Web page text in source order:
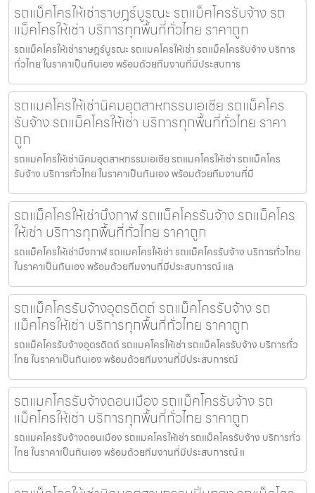
รถแม็คโครให้เช่าราษฎร์บูรณะ รถแม็คโครรับจ้าง รถ
แม็คโครให้เช่า บริการทุกพื้นที่ทั่วไทย ราคาถูก
รถแม็คโครให้เช่าราษฎร์บูรณะ รถแมคโครให้เช่า รถแม็คโครรับจ้าง บริการ
ทั่วไทย ในราคาเป็นกันเอง พร้อมด้วยทีมงานที่มีประสบการ
รถแมคโครให้เช่านิคมอุตสาหกรรมเอเชีย รถแม็คโคร
รับจ้าง รถแม็คโครให้เช่า บริการทุกพื้นที่ทั่วไทย ราคา
ถูก
รถแมคโครให้เช่านิคมอุตสาหกรรมเอเชีย รถแมคโครให้เช่า รถแม็คโคร
รับจ้าง บริการทั่วไทย ในราคาเป็นกันเอง พร้อมด้วยทีมงานที่มี
รถแม็คโครให้เช่าบึงกาฬ รถแม็คโครรับจ้าง รถแม็คโคร
ให้เช่า บริการทุกพื้นที่ทั่วไทย ราคาถูก
รถแม็คโครให้เช่าบึงกาฬ รถแมคโครให้เช่า รถแม็คโครรับจ้าง บริการทั่วไทย
ในราคาเป็นกันเอง พร้อมด้วยทีมงานที่มีประสบการณ์ แล
รถแม็คโครรับจ้างอุตรดิตถ์ รถแม็คโครรับจ้าง รถ
แม็คโครให้เช่า บริการทุกพื้นที่ทั่วไทย ราคาถูก
รถแม็คโครรับจ้างอุตรดิตถ์ รถแมคโครให้เช่า รถแม็คโครรับจ้าง บริการทั่ว
ไทย ในราคาเป็นกันเอง พร้อมด้วยทีมงานที่มีประสบการณ์
รถแมคโครรับจ้างดอนเมือง รถแม็คโครรับจ้าง รถ
แม็คโครให้เช่า บริการทุกพื้นที่ทั่วไทย ราคาถูก
รถแมคโครรับจ้างดอนเมือง รถแมคโครให้เช่า รถแม็คโครรับจ้าง บริการทั่ว
ไทย ในราคาเป็นกันเอง พร้อมด้วยทีมงานที่มีประสบการณ์ แ